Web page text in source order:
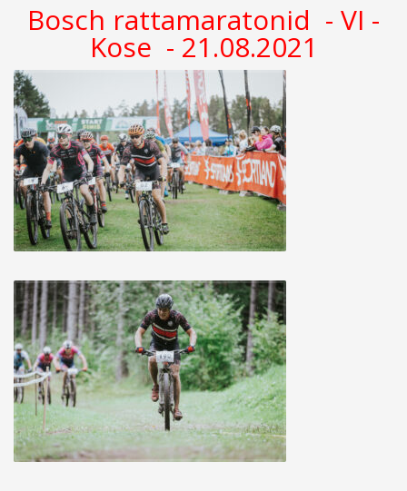
Bosch rattamaratonid - VI -
Kose - 21.08.2021